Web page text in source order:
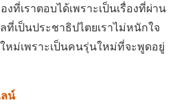
งที่เราตอบได้เพราะเป็นเรื่องที่ผ่าน
เป็นประชาธิปไตยเราไม่หนักใจ
หม่เพราะเป็นคนรุ่นใหม่ที่จะพูดอยู่
น์